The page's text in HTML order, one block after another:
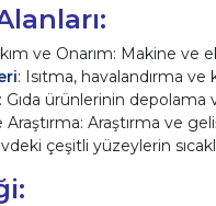
ve Onarım: Makine ve
: Isıtma, havalandırma
Gıda ürünlerinin depolama
Araştırma ve
çeşitli yüzeylerin